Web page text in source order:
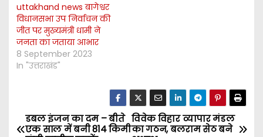
uttakhand news बागेश्वर
विधानसभा उप निर्वाचन की
जीत पर मुख्यमंत्री धामी ने
जनता का जताया आभार
8 September 2023
In "उत्तराखंड"
P
विवेक विहार व्यापार मंडल
का गठन, बलराम सेठ बने
डबल इंजन का दम – बीते
एक साल में बनी 814 किमी